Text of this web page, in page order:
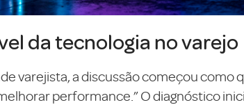
da tecnologia no varejo
varejista, a discussão começou como
performance.” O diagnóstico